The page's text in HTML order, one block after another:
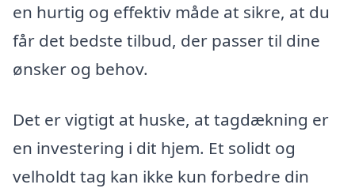
en hurtig og effektiv måde at sikre, at du
får det bedste tilbud, der passer til dine
ønsker og behov.
Det er vigtigt at huske, at tagdækning er
en investering i dit hjem. Et solidt og
velholdt tag kan ikke kun forbedre din